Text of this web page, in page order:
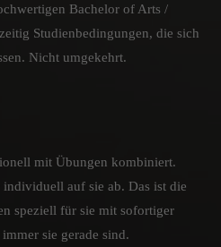
Bachelor of Arts /
Studienbedingungen, die sich
Nicht umgekehrt.
mit Übungen kombiniert.
auf sie ab. Das ist die
speziell für sie mit sofortiger
sie gerade sind.